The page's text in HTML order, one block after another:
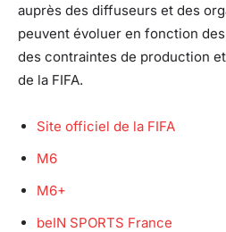
auprès des diffuseurs et des
peuvent évoluer en fonction
des contraintes de production
de la FIFA.
Site officiel de la FIFA
M6
M6+
beIN SPORTS France